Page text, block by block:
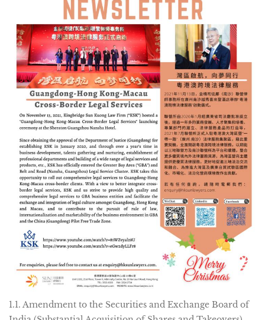
1.1. Amendment to the Securities and Exchange Board of